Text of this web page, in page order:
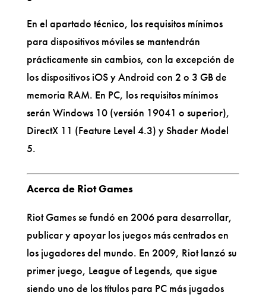
En el apartado técnico, los requisitos mínimos
para dispositivos móviles se mantendrán
prácticamente sin cambios, con la excepción de
los dispositivos iOS y Android con 2 o 3 GB de
memoria RAM. En PC, los requisitos mínimos
serán Windows 10 (versión 19041 o superior),
DirectX 11 (Feature Level 4.3) y Shader Model
5.
Acerca de Riot Games
Riot Games se fundó en 2006 para desarrollar,
publicar y apoyar los juegos más centrados en
los jugadores del mundo. En 2009, Riot lanzó su
primer juego, League of Legends, que sigue
siendo uno de los títulos para PC más jugados